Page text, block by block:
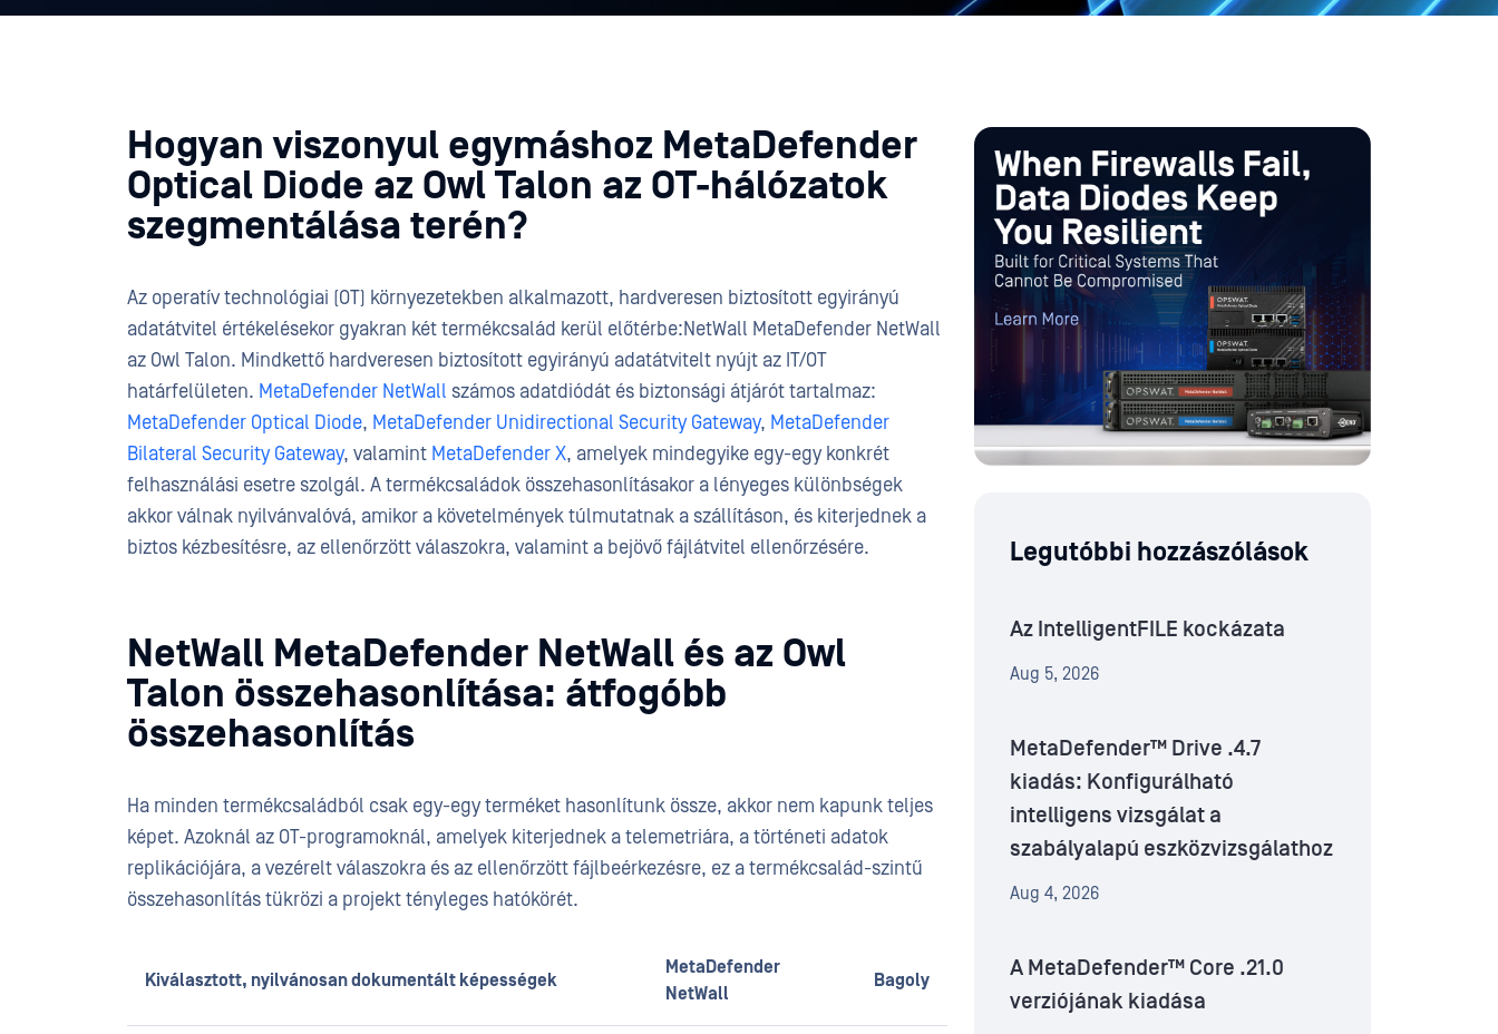
Hogyan viszonyul egymáshoz MetaDefender
Optical Diode az Owl Talon az OT-hálózatok
szegmentálása terén?
Az operatív technológiai (OT) környezetekben alkalmazott, hardveresen biztosított egyirányú
adatátvitel értékelésekor gyakran két termékcsalád kerül előtérbe:NetWall MetaDefender NetWall
az Owl Talon. Mindkettő hardveresen biztosított egyirányú adatátvitelt nyújt az IT/OT
határfelületen. MetaDefender NetWall számos adatdiódát és biztonsági átjárót tartalmaz:
MetaDefender Optical Diode, MetaDefender Unidirectional Security Gateway, MetaDefender
Bilateral Security Gateway, valamint MetaDefender X, amelyek mindegyike egy-egy konkrét
felhasználási esetre szolgál. A termékcsaládok összehasonlításakor a lényeges különbségek
akkor válnak nyilvánvalóvá, amikor a követelmények túlmutatnak a szállításon, és kiterjednek a
biztos kézbesítésre, az ellenőrzött válaszokra, valamint a bejövő fájlátvitel ellenőrzésére.
NetWall MetaDefender NetWall és az Owl
Talon összehasonlítása: átfogóbb
összehasonlítás
Ha minden termékcsaládból csak egy-egy terméket hasonlítunk össze, akkor nem kapunk teljes
képet. Azoknál az OT-programoknál, amelyek kiterjednek a telemetriára, a történeti adatok
replikációjára, a vezérelt válaszokra és az ellenőrzött fájlbeérkezésre, ez a termékcsalád-szintű
összehasonlítás tükrözi a projekt tényleges hatókörét.
Kiválasztott, nyilvánosan dokumentált képességek
MetaDefender
NetWall
Bagoly
Legutóbbi hozzászólások
Az IntelligentFILE kockázata
Aug 5, 2026
MetaDefender™ Drive .4.7
kiadás: Konfigurálható
intelligens vizsgálat a
szabályalapú eszközvizsgálathoz
Aug 4, 2026
A MetaDefender™ Core .21.0
verziójának kiadása